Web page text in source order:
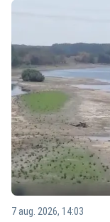
7 aug. 2026, 14:03